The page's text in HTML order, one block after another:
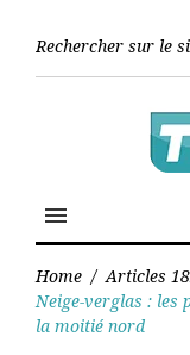
menu
Home / Articles
Neige-verglas : les
la moitié nord